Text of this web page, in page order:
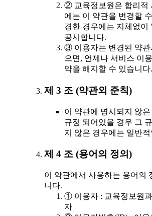
② 교육정보원은 합리적
에는 이 약관을 변경할
경한 경우에는 지체없이
공시합니다.
③ 이용자는 변경된 약관
으면, 언제나 서비스 이
약을 해지할 수 있습니다.
제 3 조 (약관외 준칙)
이 약관에 명시되지 않
규정 되어있을 경우 그
지 않은 경우에는 일반
제 4 조 (용어의 정의)
이 약관에서 사용하는 용어의
니다.
① 이용자 : 교육정보원
자